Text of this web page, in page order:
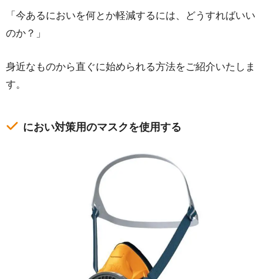
3.外壁塗装のにおいに関する11の不安！Q＆A
3-1.Q:体調不良を起こす可能性はある？
3-3.Q:呼吸器系への悪影響の恐れはある？
3-6.Q:ご近所への対策方法は？
3-8.Q:外壁塗装の工事中に近くで子供が遊んでも大丈夫？
3-9.Q:エアコンを使用しても室内ににおいが入って来ない？
3-10.Q:飼っているペットに影響はない？
3-11.Q:家庭菜園などの植物に影響はない？
「今あるにおいを何とか軽減するには、どうすればいい
のか？」
身近なものから直ぐに始められる方法をご紹介いたしま
す。
におい対策用のマスクを使用する